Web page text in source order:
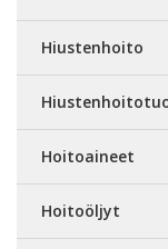
Hiustenhoito
Hoitoaineet
Hoitoöljyt